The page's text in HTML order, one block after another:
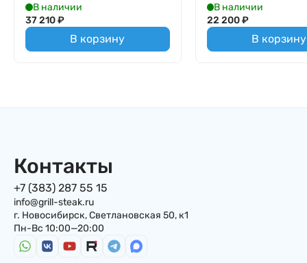
В наличии
37 210₽
В корзину
В наличии
22 200₽
В корзину
Контакты
+7 (383) 287 55 15
info@grill-steak.ru
г. Новосибирск, Светлановская 50, к1
Пн-Вс 10:00—20:00